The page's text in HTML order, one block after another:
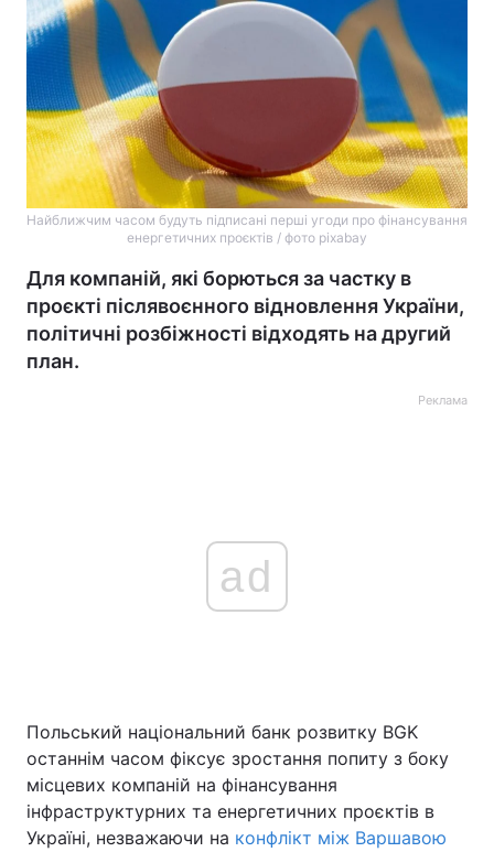
Найближчим часом будуть підписані перші угоди про фінансування
енергетичних проєктів / фото pixabay
Для компаній, які борються за частку в
проєкті післявоєнного відновлення України,
політичні розбіжності відходять на другий
план.
Реклама
ad
Польський національний банк розвитку BGK
останнім часом фіксує зростання попиту з боку
місцевих компаній на фінансування
інфраструктурних та енергетичних проєктів в
Україні, незважаючи на конфлікт між Варшавою